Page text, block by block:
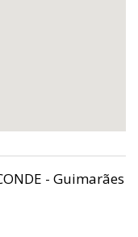
- Guimarães